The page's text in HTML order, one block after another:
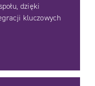
dzięki
kluczowych